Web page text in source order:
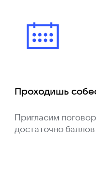
Проходишь
Пригласим
достаточно